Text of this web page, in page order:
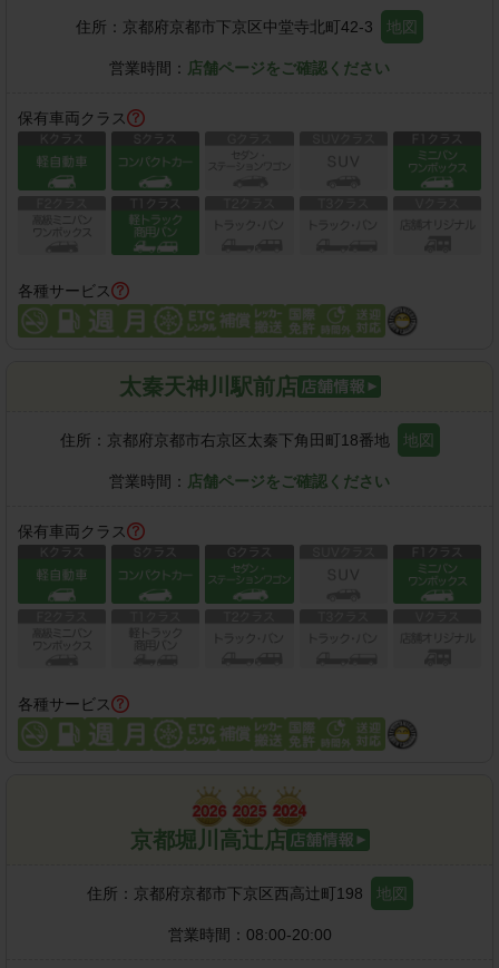
住所： 京都府京都市下京区中堂寺北町42-3 地図
営業時間： 店舗ページをご確認ください
保有車両クラス
各種サービス
太秦天神川駅前店
住所： 京都府京都市右京区太秦下角田町18番地 地図
営業時間： 店舗ページをご確認ください
保有車両クラス
各種サービス
京都堀川高辻店
住所： 京都府京都市下京区西高辻町198 地図
営業時間： 08:00-20:00